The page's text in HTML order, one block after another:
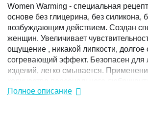
Women Warming - специальная
основе без глицерина, без силикона,
возбуждающим действием. Создан
женщин. Увеличивает
ощущение , никакой липкости, долгое
согревающий эффект. Безопасен для
изделий, легко смывается.
количество персонального
интимные участки. Для использования
Полное описание